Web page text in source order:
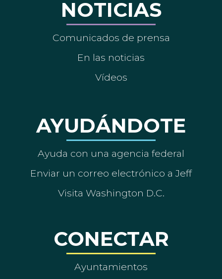
NOTICIAS
Comunicados de prensa
En las noticias
Vídeos
AYUDÁNDOTE
Ayuda con una agencia federal
Enviar un correo electrónico a Jeff
Visita Washington D.C.
CONECTAR
Ayuntamientos